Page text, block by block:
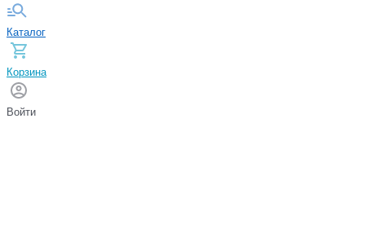
Каталог
Корзина
Войти